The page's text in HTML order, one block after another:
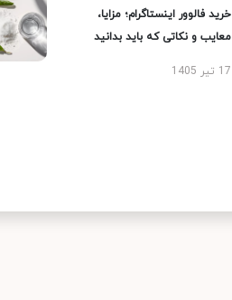
خرید فالوور اینستاگرام؛ مزایا،
معایب و نکاتی که باید بدانید
17 تیر 1405